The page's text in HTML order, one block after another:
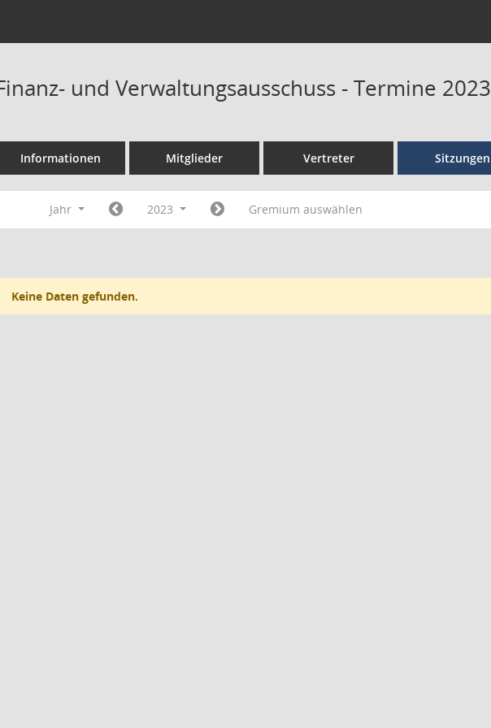
navigation
und Verwaltungsausschuss - Termine 2023
Informationen Mitglieder Vertreter Sitzungen
Jahr 2023 Gremium auswählen
Keine Daten gefunden.